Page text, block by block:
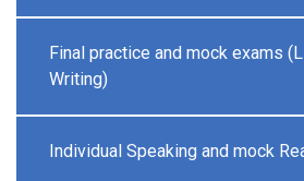
Final practice and mock exams
Writing)
Individual Speaking and mock